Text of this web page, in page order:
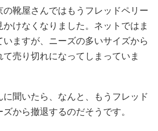
の靴屋さんではもうフレッドペリー
けなくなりました。ネットではま
いますが、ニーズの多いサイズから
て売り切れになってしまっていま
に聞いたら、なんと、もうフレッド
から撤退するのだそうです。